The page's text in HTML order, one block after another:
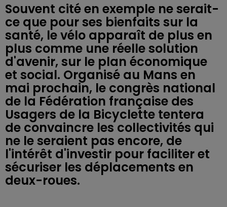
Souvent cité en exemple ne serait-
ce que pour ses bienfaits sur la
santé, le vélo apparaît de plus en
plus comme une réelle solution
d'avenir, sur le plan économique
et social. Organisé au Mans en
mai prochain, le congrès national
de la Fédération française des
Usagers de la Bicyclette tentera
de convaincre les collectivités qui
ne le seraient pas encore, de
l'intérêt d'investir pour faciliter et
sécuriser les déplacements en
deux-roues.